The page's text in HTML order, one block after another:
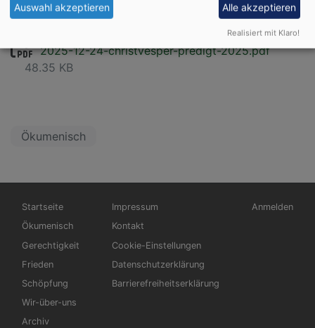
Hier die Predigt
2025-12-24-christvesper-predigt-2025.pdf
48.35 KB
Ökumenisch
Hauptnavigation
Startseite
Ökumenisch
Gerechtigkeit
Frieden
Schöpfung
Wir-über-uns
Archiv
Fußbereichsmenü
Impressum
Kontakt
Cookie-Einstellungen
Datenschutzerklärung
Barrierefreiheitserklärung
Anmelden
Auswahl akzeptieren Alle akzeptieren
Realisiert mit Klaro!